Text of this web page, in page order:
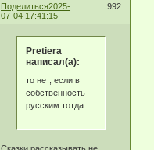
Поделиться 992
2025-
07-04 17:41:15
Pretiera
написал(а):
то нет, если в
собственность
русским тотда